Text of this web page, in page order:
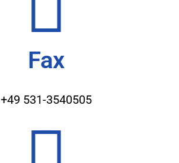
Fax
+49 531-3540505